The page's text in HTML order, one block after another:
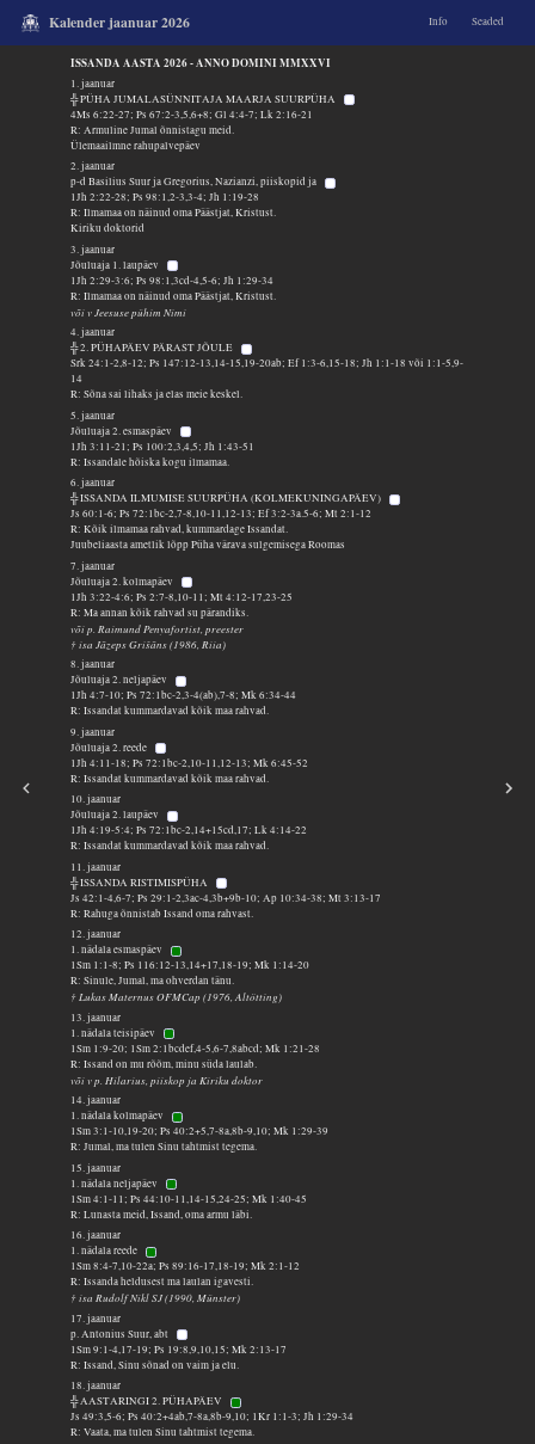
Kalender jaanuar 2026 Info Seaded
ISSANDA AASTA 2026 - ANNO DOMINI MMXXVI
1. jaanuar
╬ PÜHA JUMALASÜNNITAJA MAARJA SUURPÜHA
4Ms 6:22-27; Ps 67:2-3,5,6+8; Gl 4:4-7; Lk 2:16-21
R: Armuline Jumal õnnistagu meid.
Ülemaailmne rahupalvepäev
2. jaanuar
p-d Basilius Suur ja Gregorius, Nazianzi, piiskopid ja
1Jh 2:22-28; Ps 98:1,2-3,3-4; Jh 1:19-28
R: Ilmamaa on näinud oma Päästjat, Kristust.
Kiriku doktorid
3. jaanuar
Jõuluaja 1. laupäev
1Jh 2:29-3:6; Ps 98:1,3cd-4,5-6; Jh 1:29-34
R: Ilmamaa on näinud oma Päästjat, Kristust.
või v Jeesuse pühim Nimi
4. jaanuar
╬ 2. PÜHAPÄEV PÄRAST JÕULE
Srk 24:1-2,8-12; Ps 147:12-13,14-15,19-20ab; Ef 1:3-6,15-18; Jh 1:1-18 või 1:1-5,9-
14
R: Sõna sai lihaks ja elas meie keskel.
5. jaanuar
Jõuluaja 2. esmaspäev
1Jh 3:11-21; Ps 100:2,3,4,5; Jh 1:43-51
R: Issandale hõiska kogu ilmamaa.
6. jaanuar
╬ ISSANDA ILMUMISE SUURPÜHA (KOLMEKUNINGAPÄEV)
Js 60:1-6; Ps 72:1bc-2,7-8,10-11,12-13; Ef 3:2-3a.5-6; Mt 2:1-12
R: Kõik ilmamaa rahvad, kummardage Issandat.
Juubeliaasta ametlik lõpp Püha värava sulgemisega Roomas
7. jaanuar
Jõuluaja 2. kolmapäev
1Jh 3:22-4:6; Ps 2:7-8,10-11; Mt 4:12-17,23-25
R: Ma annan kõik rahvad su pärandiks.
või p. Raimund Penyafortist, preester
† isa Jāzeps Grišāns (1986, Riia)
8. jaanuar
Jõuluaja 2. neljapäev
1Jh 4:7-10; Ps 72:1bc-2,3-4(ab),7-8; Mk 6:34-44
R: Issandat kummardavad kõik maa rahvad.
9. jaanuar
Jõuluaja 2. reede
1Jh 4:11-18; Ps 72:1bc-2,10-11,12-13; Mk 6:45-52
R: Issandat kummardavad kõik maa rahvad.
10. jaanuar
Jõuluaja 2. laupäev
1Jh 4:19-5:4; Ps 72:1bc-2,14+15cd,17; Lk 4:14-22
R: Issandat kummardavad kõik maa rahvad.
11. jaanuar
╬ ISSANDA RISTIMISPÜHA
Js 42:1-4,6-7; Ps 29:1-2,3ac-4,3b+9b-10; Ap 10:34-38; Mt 3:13-17
R: Rahuga õnnistab Issand oma rahvast.
12. jaanuar
1. nädala esmaspäev
1Sm 1:1-8; Ps 116:12-13,14+17,18-19; Mk 1:14-20
R: Sinule, Jumal, ma ohverdan tänu.
† Lukas Maternus OFMCap (1976, Altötting)
13. jaanuar
1. nädala teisipäev
1Sm 1:9-20; 1Sm 2:1bcdef,4-5,6-7,8abcd; Mk 1:21-28
R: Issand on mu rõõm, minu süda laulab.
või v p. Hilarius, piiskop ja Kiriku doktor
14. jaanuar
1. nädala kolmapäev
1Sm 3:1-10,19-20; Ps 40:2+5,7-8a,8b-9,10; Mk 1:29-39
R: Jumal, ma tulen Sinu tahtmist tegema.
15. jaanuar
1. nädala neljapäev
1Sm 4:1-11; Ps 44:10-11,14-15,24-25; Mk 1:40-45
R: Lunasta meid, Issand, oma armu läbi.
16. jaanuar
1. nädala reede
1Sm 8:4-7,10-22a; Ps 89:16-17,18-19; Mk 2:1-12
R: Issanda heldusest ma laulan igavesti.
† isa Rudolf Nikl SJ (1990, Münster)
17. jaanuar
p. Antonius Suur, abt
1Sm 9:1-4,17-19; Ps 19:8,9,10,15; Mk 2:13-17
R: Issand, Sinu sõnad on vaim ja elu.
18. jaanuar
╬ AASTARINGI 2. PÜHAPÄEV
Js 49:3,5-6; Ps 40:2+4ab,7-8a,8b-9,10; 1Kr 1:1-3; Jh 1:29-34
R: Vaata, ma tulen Sinu tahtmist tegema.